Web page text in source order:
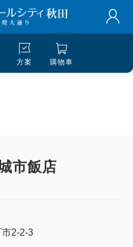
方案 購物車
市飯店
2-2-3